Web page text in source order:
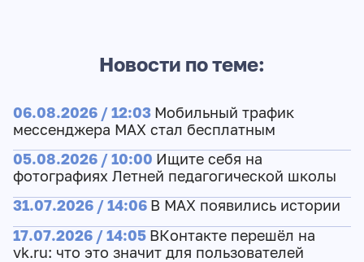
Новости по теме:
06.08.2026 / 12:03 Мобильный трафик
мессенджера MAX стал бесплатным
05.08.2026 / 10:00 Ищите себя на
фотографиях Летней педагогической школы
31.07.2026 / 14:06 В MAX появились истории
17.07.2026 / 14:05 ВКонтакте перешёл на
vk.ru: что это значит для пользователей